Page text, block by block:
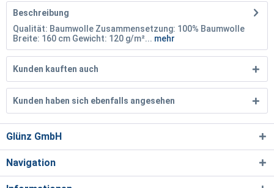
Beschreibung
Qualität: Baumwolle Zusammensetzung: 100% Baumwolle
Breite: 160 cm Gewicht: 120 g/m²... mehr
Kunden kauften auch
Kunden haben sich ebenfalls angesehen
Glünz GmbH
Navigation